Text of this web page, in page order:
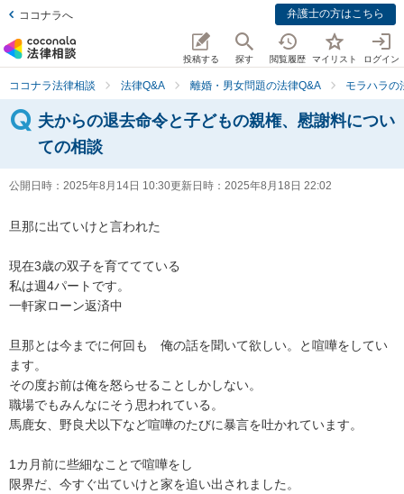
ココナラへ 弁護士の方はこちら
投稿する 探す 閲覧履歴 マイリスト ログイン
ココナラ法律相談 法律Q&A 離婚・男女問題の法律Q&A モラハラの
夫からの退去命令と子どもの親権、慰謝料につい
ての相談
公開日時： 2025年8月14日 10:30更新日時： 2025年8月18日 22:02
旦那に出ていけと言われた
現在3歳の双子を育ててている
私は週4パートです。
一軒家ローン返済中
旦那とは今までに何回も　俺の話を聞いて欲しい。と喧嘩をしてい
ます。
その度お前は俺を怒らせることしかしない。
職場でもみんなにそう思われている。
馬鹿女、野良犬以下など喧嘩のたびに暴言を吐かれています。
1カ月前に些細なことで喧嘩をし
限界だ、今すぐ出ていけと家を追い出されました。